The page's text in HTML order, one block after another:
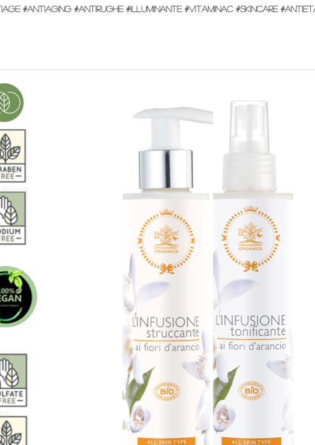
#ANTIAGING #ANTIRUGHE #ILLUMINANTE #VITAMINAC #SKINCARE